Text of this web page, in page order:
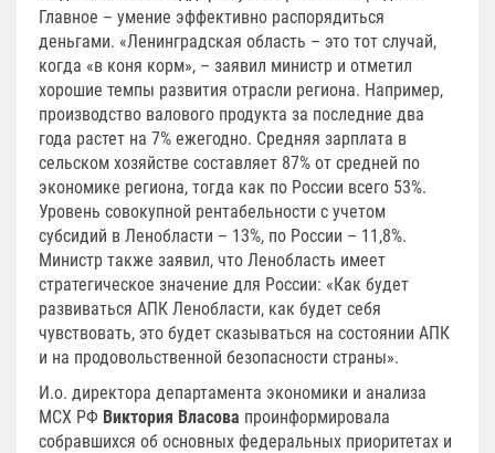
Главное – умение эффективно распорядиться
деньгами. «Ленинградская область – это тот случай,
когда «в коня корм», – заявил министр и отметил
хорошие темпы развития отрасли региона. Например,
производство валового продукта за последние два
года растет на 7% ежегодно. Средняя зарплата в
сельском хозяйстве составляет 87% от средней по
экономике региона, тогда как по России всего 53%.
Уровень совокупной рентабельности с учетом
субсидий в Ленобласти – 13%, по России – 11,8%.
Министр также заявил, что Ленобласть имеет
стратегическое значение для России: «Как будет
развиваться АПК Ленобласти, как будет себя
чувствовать, это будет сказываться на состоянии АПК
и на продовольственной безопасности страны».
И.о. директора департамента экономики и анализа
МСХ РФ Виктория Власова проинформировала
собравшихся об основных федеральных приоритетах и